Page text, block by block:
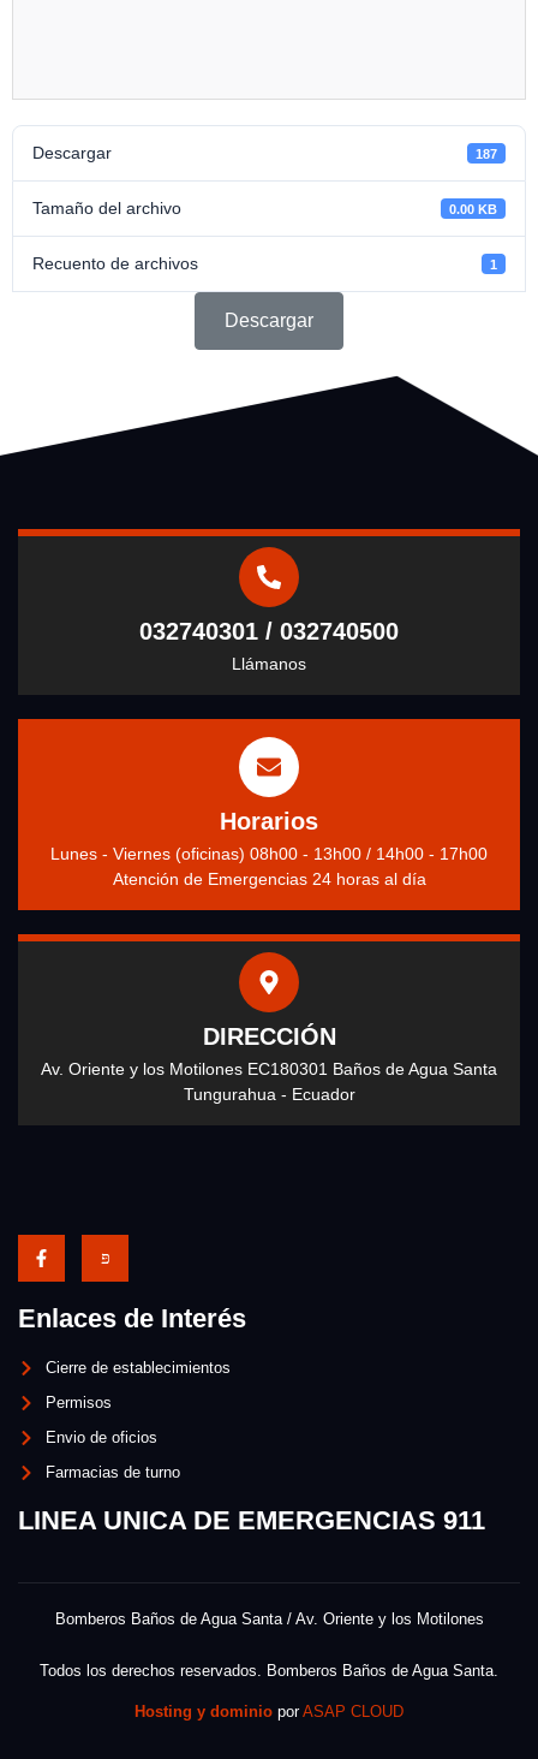
Descargar 187
Tamaño del archivo 0.00 KB
Recuento de archivos 1
Descargar
032740301 / 032740500
Llámanos
Horarios
Lunes - Viernes (oficinas) 08h00 - 13h00 / 14h00 - 17h00
Atención de Emergencias 24 horas al día
DIRECCIÓN
Av. Oriente y los Motilones EC180301 Baños de Agua Santa
Tungurahua - Ecuador
Enlaces de Interés
Cierre de establecimientos
Permisos
Envio de oficios
Farmacias de turno
LINEA UNICA DE EMERGENCIAS 911
Bomberos Baños de Agua Santa / Av. Oriente y los Motilones
Todos los derechos reservados. Bomberos Baños de Agua Santa.
Hosting y dominio porASAP CLOUD